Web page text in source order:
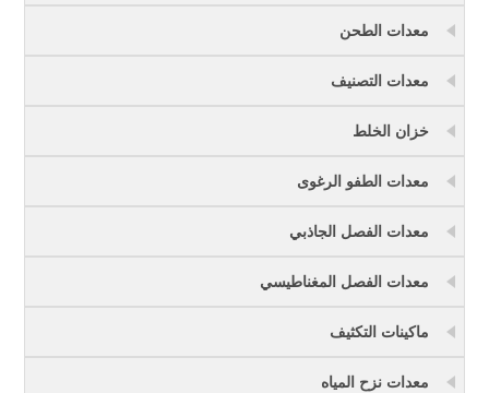
معدات الطحن
معدات التصنيف
خزان الخلط
معدات الطفو الرغوى
معدات الفصل الجاذبي
معدات الفصل المغناطيسي
ماكينات التكثيف
معدات نزح المياه